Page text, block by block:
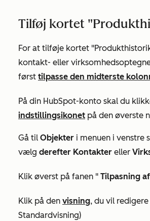
Tilføj kortet
For at tilføje kortet
kontakt- eller
først tilpasse den midterste
På din HubSpot-konto skal du
indstillingsikonet på den øverste
Gå til Objekter i menuen i venstre
vælg derefter Kontakter eller
Klik øverst på fanen " Tilpasning
Klik på den visning, du vil redigere
Standardvisning)